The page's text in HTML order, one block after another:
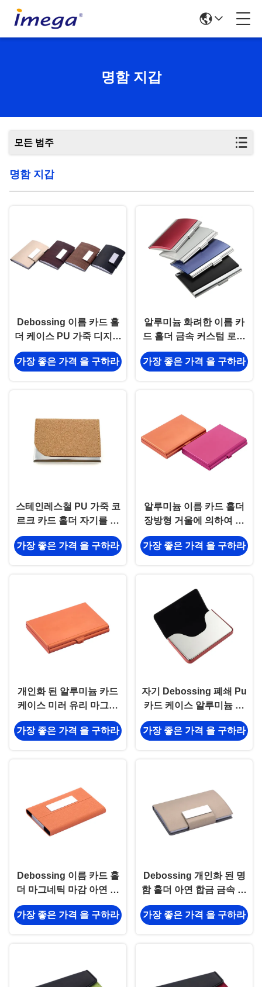
명함 지갑
모든 범주
명함 지갑
Debossing 이름 카드 홀
더 케이스 PU 가죽 디지털
인쇄 카드 케이스
가장 좋은 가격 을 구하라
알루미늄 화려한 이름 카
드 홀더 금속 커스텀 로고
카드 케이스
가장 좋은 가격 을 구하라
스테인레스철 PU 가죽 코
르크 카드 홀더 자기를 띤
Eco 우호적 카드 케이스
65g
가장 좋은 가격 을 구하라
알루미늄 이름 카드 홀더
장방형 거울에 의하여 주
문을 받아서 만들어지는
카드 케이스
가장 좋은 가격 을 구하라
개인화 된 알루미늄 카드
케이스 미러 유리 마그네
틱 클로저
가장 좋은 가격 을 구하라
자기 Debossing 폐쇄 Pu
카드 케이스 알루미늄 명
함 홀더 디지털 인쇄
가장 좋은 가격 을 구하라
Debossing 이름 카드 홀
더 마그네틱 마감 아연 합
금 Pu 가죽 카드 홀더
가장 좋은 가격 을 구하라
Debossing 개인화 된 명
함 홀더 아연 합금 금속 명
함 홀더
가장 좋은 가격 을 구하라